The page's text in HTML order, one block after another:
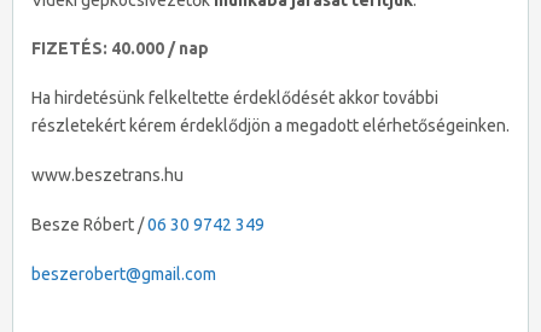
FIZETÉS: 40.000 / nap
Ha hirdetésünk felkeltette érdeklődését akkor további
részletekért kérem érdeklődjön a megadott elérhetőségeinken.
www.beszetrans.hu
Besze Róbert /06 30 9742 349
beszerobert@gmail.com